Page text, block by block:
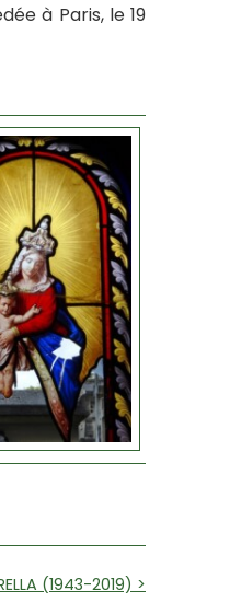
à Paris, le 19
(1943-2019) >